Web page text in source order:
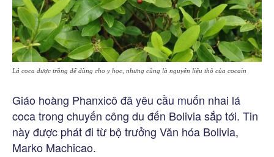
Lá coca được trồng để dùng cho y học, nhưng cũng là nguyên liệu thô của cocain
Giáo hoàng Phanxicô đã yêu cầu muốn nhai lá
coca trong chuyến công du đến Bolivia sắp tới. Tin
này được phát đi từ bộ trưởng Văn hóa Bolivia,
Marko Machicao.